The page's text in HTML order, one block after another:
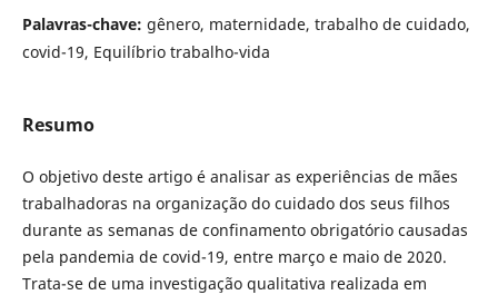
Palavras-chave: gênero, maternidade, trabalho de cuidado,
covid-19, Equilíbrio trabalho-vida
Resumo
O objetivo deste artigo é analisar as experiências de mães
trabalhadoras na organização do cuidado dos seus filhos
durante as semanas de confinamento obrigatório causadas
pela pandemia de covid-19, entre março e maio de 2020.
Trata-se de uma investigação qualitativa realizada em